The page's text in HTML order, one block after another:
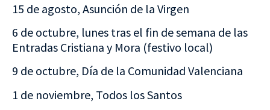
15 de agosto, Asunción de la Virgen
6 de octubre, lunes tras el fin de semana de las
Entradas Cristiana y Mora (festivo local)
9 de octubre, Día de la Comunidad Valenciana
1 de noviembre, Todos los Santos